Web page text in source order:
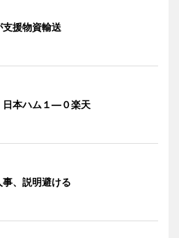
援物資輸送
日本ハム１―０楽天
事、説明避ける